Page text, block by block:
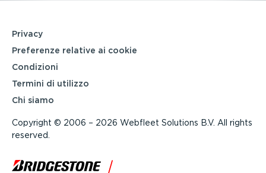
Privacy
Preferenze relative ai cookie
Condizioni
Termini di utilizzo
Chi siamo
Copyright © 2006 – 2026 Webfleet Solutions B.V. All rights
reserved.